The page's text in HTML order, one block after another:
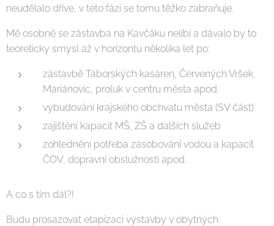
neudělalo dříve, v této fázi se tomu těžko zabraňuje.
Mě osobně se zástavba na Kavčáku nelíbí a dávalo by to
teoreticky smysl až v horizontu několika let po:
zástavbě Táborských kasáren, Červených Vršek,
Mariánovic, proluk v centru města apod.
vybudování krajského obchvatu města (SV část)
zajištění kapacit MŠ, ZŠ a dalších služeb
zohlednění potřeba zásobování vodou a kapacit
ČOV, dopravní obslužnosti apod.
A co s tím dál?!
Budu prosazovat etapizaci výstavby v obytných